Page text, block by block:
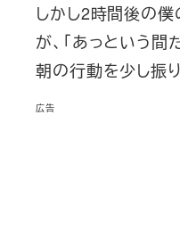
しかし2時間後の
が、「あっという間
朝の行動を少し振
広告